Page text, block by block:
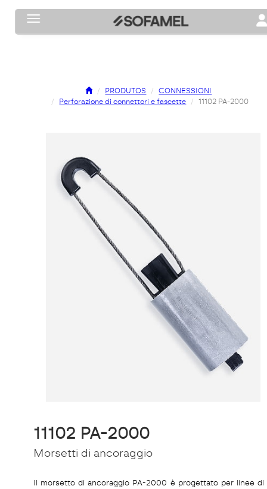
Toggle navigation
PRODUTOS
CONNESSIONI
Perforazione di connettori e fascette
11102 PA-2000
11102 PA-2000
Morsetti di ancoraggio
Il morsetto di ancoraggio PA-2000 è progettato per linee di